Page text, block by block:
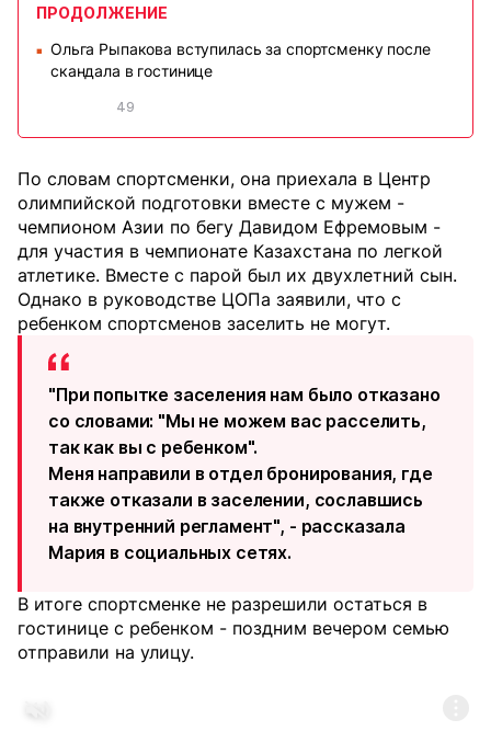
ПРОДОЛЖЕНИЕ
■
Ольга Рыпакова вступилась за спортсменку после
скандала в гостинице
49
По словам спортсменки, она приехала в Центр
олимпийской подготовки вместе с мужем -
чемпионом Азии по бегу Давидом Ефремовым -
для участия в чемпионате Казахстана по легкой
атлетике. Вместе с парой был их двухлетний сын.
Однако в руководстве ЦОПа заявили, что с
ребенком спортсменов заселить не могут.
"При попытке заселения нам было отказано
со словами: "Мы не можем вас расселить,
так как вы с ребенком".
Меня направили в отдел бронирования, где
также отказали в заселении, сославшись
на внутренний регламент", - рассказала
Мария в социальных сетях.
В итоге спортсменке не разрешили остаться в
гостинице с ребенком - поздним вечером семью
отправили на улицу.